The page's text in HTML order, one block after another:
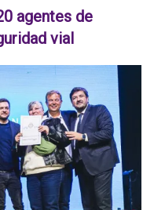
agentes de
vial